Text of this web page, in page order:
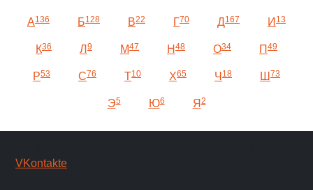
А136 Б128 В22 Г70 Д167 И 13
К36 Л 9 М47 Н 48 О34 П 49
Р53 С76 Т10 Х65 Ч 18 Ш 73
Э5 Ю6 Я2
VKontakte